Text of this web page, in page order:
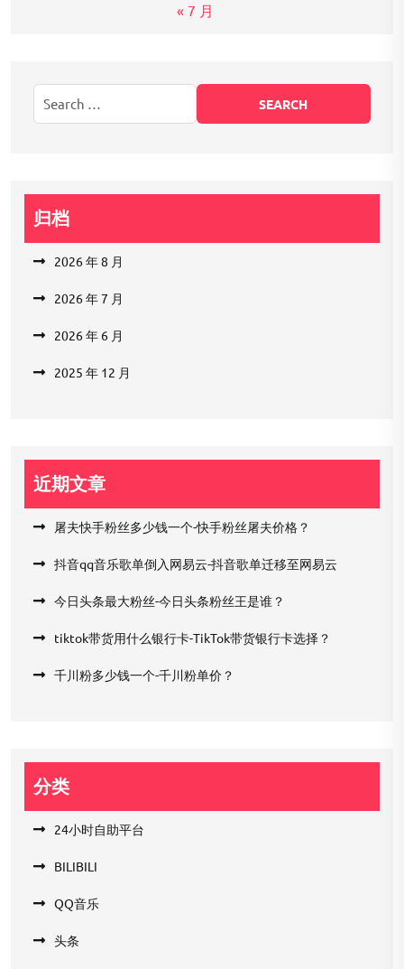
« 7 月
归档
2026 年 8 月
2026 年 7 月
2026 年 6 月
2025 年 12 月
近期文章
屠夫快手粉丝多少钱一个-快手粉丝屠夫价格？
抖音qq音乐歌单倒入网易云-抖音歌单迁移至网易云
今日头条最大粉丝-今日头条粉丝王是谁？
tiktok带货用什么银行卡-TikTok带货银行卡选择？
千川粉多少钱一个-千川粉单价？
分类
24小时自助平台
BILIBILI
QQ音乐
头条